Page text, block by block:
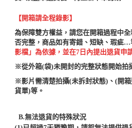
【開箱請全程錄影】
為保障雙方權益，請您在開箱過程中
否完整，商品如有寄錯、短缺、瑕疵…
影檔」為依據，並在7日內提出退貨申
※從外箱(袋)未開封的完整狀態開始拍
※影片需清楚拍攝(未拆封狀態) 、 (開
貨單)等。
B.無法退貨的特殊狀況